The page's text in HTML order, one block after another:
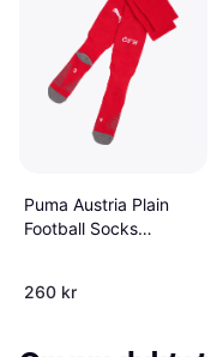
Puma Austria Plain
Football Socks
260 kr